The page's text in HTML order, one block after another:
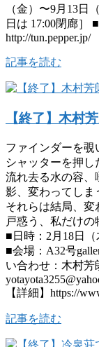
（金）〜9月13日
日は 17:00閉廊］
http://tun.pepper.jp/
記事を読む
【終了】木村
ファインダーを覗
シャッターを押し
流れ去る水の容、
影、変わってしま
それらは結局、変
戸惑う、私だけの
■日時：2月18日（
■会場：A32号
い合わせ：木村芳
【詳細】https://
記事を読む